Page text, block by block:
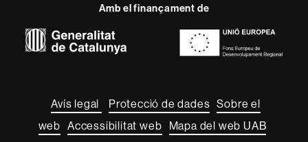
-
Amb el finançament de
Avís legal Protecció de dades Sobre el
web Accessibilitat web Mapa del web UAB